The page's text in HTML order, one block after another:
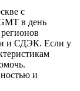
с
в день
и СДЭК. Если у
и